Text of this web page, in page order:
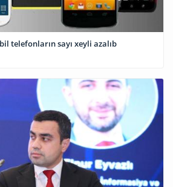
telefonların sayı xeyli azalıb